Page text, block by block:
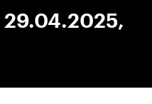
29.04.2025,